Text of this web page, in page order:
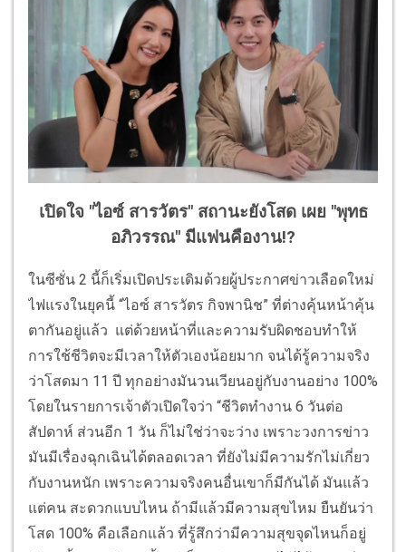
เปิดใจ "ไอซ์ สารวัตร" สถานะยังโสด เผย "พุทธ
อภิวรรณ" มีแฟนคืองาน!?
ในซีซั่น 2 นี้ก็เริ่มเปิดประเดิมด้วยผู้ประกาศข่าวเลือดใหม่
ไฟแรงในยุคนี้ “ไอซ์ สารวัตร กิจพานิช” ที่ต่างคุ้นหน้าคุ้น
ตากันอยู่แล้ว แต่ด้วยหน้าที่และความรับผิดชอบทำให้
การใช้ชีวิตจะมีเวลาให้ตัวเองน้อยมาก จนได้รู้ความจริง
ว่าโสดมา 11 ปี ทุกอย่างมันวนเวียนอยู่กับงานอย่าง 100%
โดยในรายการเจ้าตัวเปิดใจว่า “ชีวิตทำงาน 6 วันต่อ
สัปดาห์ ส่วนอีก 1 วัน ก็ไม่ใช่ว่าจะว่าง เพราะวงการข่าว
มันมีเรื่องฉุกเฉินได้ตลอดเวลา ที่ยังไม่มีความรักไม่เกี่ยว
กับงานหนัก เพราะความจริงคนอื่นเขาก็มีกันได้ มันแล้ว
แต่คน สะดวกแบบไหน ถ้ามีแล้วมีความสุขไหม ยืนยันว่า
โสด 100% คือเลือกแล้ว ที่รู้สึกว่ามีความสุขจุดไหนก็อยู่